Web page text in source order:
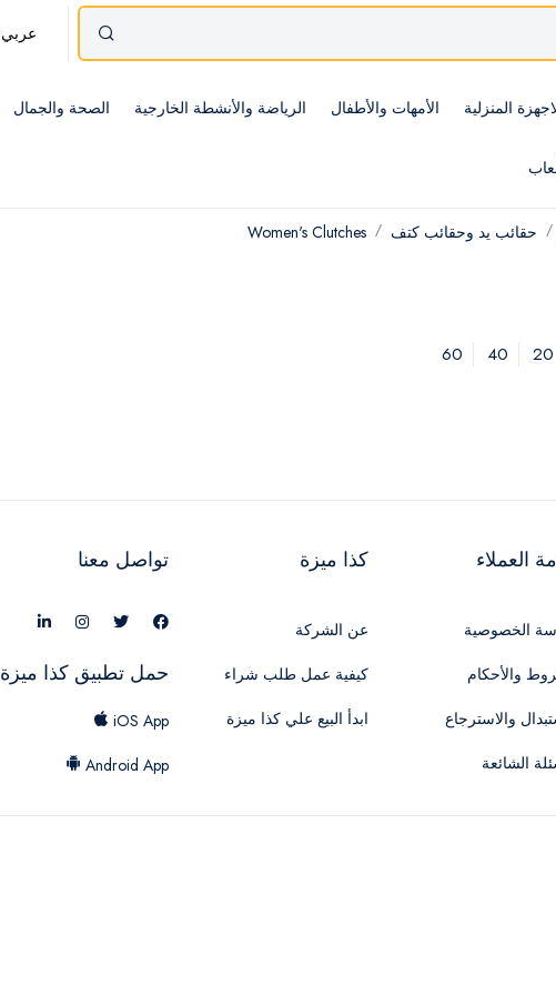
عربي
المنزلية الأمهات والأطفال الرياضة والأنشطة الخارجية الصحة والجمال
حقائب يد وحقائب كتف Women's Clutches
20
40
60
العملاء
الخصوصية
والأحكام
والاسترجاع
الشائعة
كذا ميزة
عن الشركة
كيفية عمل طلب شراء
ابدأ البيع علي كذا ميزة
تواصل معنا
حمل تطبيق كذا ميزة
iOS App
Android App